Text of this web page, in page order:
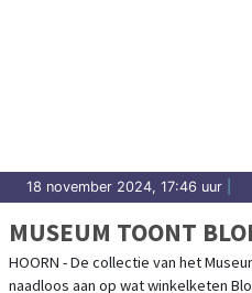
18 november 2024, 17:46 uur
MUSEUM TOONT
HOORN - De collectie van het
naadloos aan op wat winkelketen